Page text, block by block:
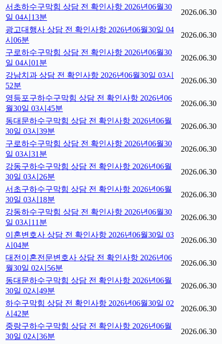
서초하수구막힘 상담 전 확인사항 2026년06월30
일 04시13분
2026.06.30
광고대행사 상담 전 확인사항 2026년06월30일 04
시06분
2026.06.30
구로하수구막힘 상담 전 확인사항 2026년06월30
일 04시01분
2026.06.30
강남치과 상담 전 확인사항 2026년06월30일 03시
52분
2026.06.30
영등포구하수구막힘 상담 전 확인사항 2026년06
월30일 03시45분
2026.06.30
동대문하수구막힘 상담 전 확인사항 2026년06월
30일 03시39분
2026.06.30
구로하수구막힘 상담 전 확인사항 2026년06월30
일 03시31분
2026.06.30
강동구하수구막힘 상담 전 확인사항 2026년06월
30일 03시26분
2026.06.30
서초구하수구막힘 상담 전 확인사항 2026년06월
30일 03시18분
2026.06.30
강동하수구막힘 상담 전 확인사항 2026년06월30
일 03시11분
2026.06.30
이혼변호사 상담 전 확인사항 2026년06월30일 03
시04분
2026.06.30
대전이혼전문변호사 상담 전 확인사항 2026년06
월30일 02시56분
2026.06.30
동대문하수구막힘 상담 전 확인사항 2026년06월
30일 02시49분
2026.06.30
하수구막힘 상담 전 확인사항 2026년06월30일 02
시42분
2026.06.30
중랑구하수구막힘 상담 전 확인사항 2026년06월
30일 02시36분
2026.06.30